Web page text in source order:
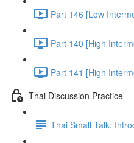
Part 146 [Low
Part 140 [High
Part 141 [High
Thai Discussion Practice
Thai Small Talk: